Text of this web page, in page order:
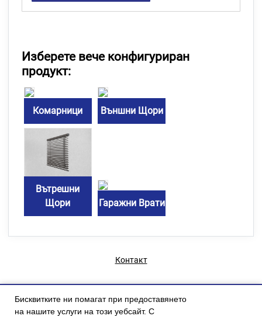
Бисквитките ни помагат при предоставянето
на нашите услуги на този уебсайт. С
Изберете вече конфигуриран
продукт:
Комарници Външни Щори
Вътрешни
Щори
Гаражни Врати
Контакт